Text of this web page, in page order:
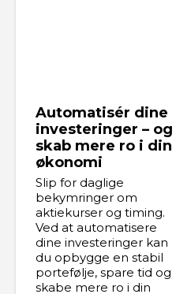
Automatisér dine
investeringer – og
skab mere ro i din
økonomi
Slip for daglige
bekymringer om
aktiekurser og timing.
Ved at automatisere
dine investeringer kan
du opbygge en stabil
portefølje, spare tid og
skabe mere ro i din